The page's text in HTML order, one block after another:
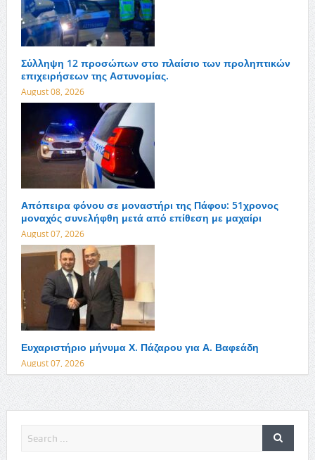
Σύλληψη 12 προσώπων στο πλαίσιο των προληπτικών
επιχειρήσεων της Αστυνομίας.
August 08, 2026
Απόπειρα φόνου σε μοναστήρι της Πάφου: 51χρονος
μοναχός συνελήφθη μετά από επίθεση με μαχαίρι
August 07, 2026
Ευχαριστήριο μήνυμα Χ. Πάζαρου για Α. Βαφεάδη
August 07, 2026